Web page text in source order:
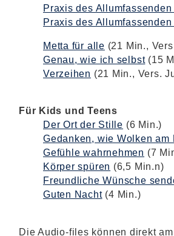
Praxis des
Praxis des
Metta für alle (21 Min.,
Genau, wie ich selbst(15
Verzeihen (21 Min., Vers.
Für Kids und Teens
Der Ort der Stille (6 Min.)
Gedanken, wie Wolken am
Gefühle wahrnehmen (7
Körper spüren (6,5 Min.n)
Freundliche Wünsche
Guten Nacht(4 Min.)
Die Audio-files können direkt